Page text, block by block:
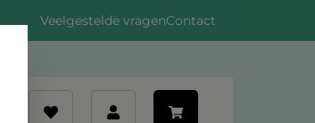
Veelgestelde vragenContact